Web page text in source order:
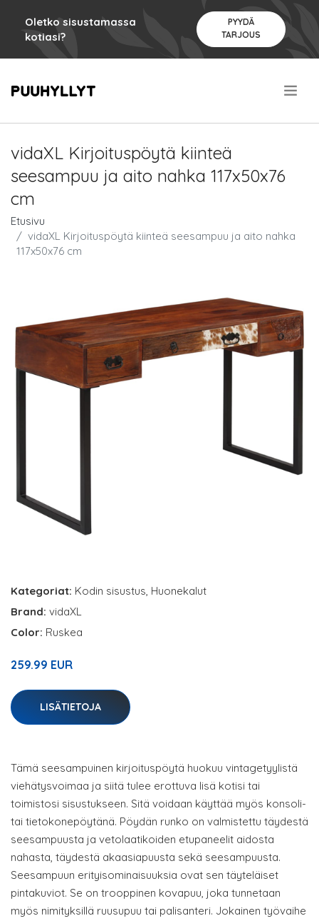
Oletko sisustamassa
kotiasi?
PYYDÄ
TARJOUS
vidaXL Kirjoituspöytä kiinteä
seesampuu ja aito nahka 117x50x76
cm
Etusivu
vidaXL Kirjoituspöytä kiinteä seesampuu ja aito nahka
117x50x76 cm
Kategoriat: Kodin sisustus, Huonekalut
Brand: vidaXL
Color: Ruskea
259.99 EUR
LISÄTIETOJA
Tämä seesampuinen kirjoituspöytä huokuu vintagetyylistä
viehätysvoimaa ja siitä tulee erottuva lisä kotisi tai
toimistosi sisustukseen. Sitä voidaan käyttää myös konsoli-
tai tietokonepöytänä. Pöydän runko on valmistettu täydestä
seesampuusta ja vetolaatikoiden etupaneelit aidosta
nahasta, täydestä akaasiapuusta sekä seesampuusta.
Seesampuun erityisominaisuuksia ovat sen täyteläiset
pintakuviot. Se on trooppinen kovapuu, joka tunnetaan
myös nimityksillä ruusupuu tai palisanteri. Jokainen työvaihe